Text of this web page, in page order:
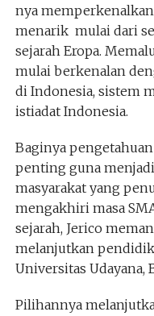
nya
menarik mulai dari
sejarah Eropa.
mulai berkenalan
di Indonesia, sistem
istiadat Indonesia.
Baginya
penting guna
masyarakat yang
mengakhiri masa
sejarah, Jerico
melanjutkan
Universitas Udayana,
Pilihannya